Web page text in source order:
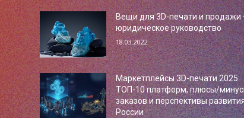
Вещи для 3D-печати и продажи
юридическое руководство
18.03.2022
Маркетплейсы 3D-печати 2025:
ТОП-10 платформ, плюсы/
заказов и перспективы
России